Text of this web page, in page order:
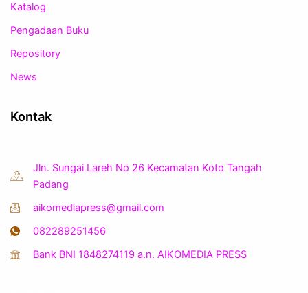
Katalog
Pengadaan Buku
Repository
News
Kontak
Jln. Sungai Lareh No 26 Kecamatan Koto Tangah
Padang
aikomediapress@gmail.com
082289251456
Bank BNI 1848274119 a.n. AIKOMEDIA PRESS